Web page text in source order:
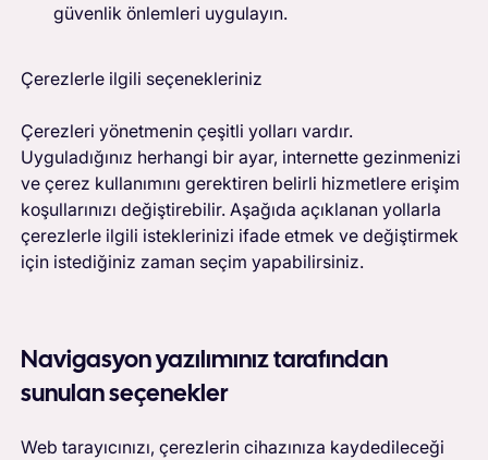
güvenlik önlemleri uygulayın.
Çerezlerle ilgili seçenekleriniz
Çerezleri yönetmenin çeşitli yolları vardır.
Uyguladığınız herhangi bir ayar, internette gezinmenizi
ve çerez kullanımını gerektiren belirli hizmetlere erişim
koşullarınızı değiştirebilir. Aşağıda açıklanan yollarla
çerezlerle ilgili isteklerinizi ifade etmek ve değiştirmek
için istediğiniz zaman seçim yapabilirsiniz.
Navigasyon yazılımınız tarafından
sunulan seçenekler
Web tarayıcınızı, çerezlerin cihazınıza kaydedileceği